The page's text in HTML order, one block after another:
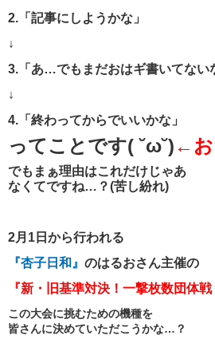
2.「記事にしようかな」
↓
3.「あ…でもまだおはギ書いてない
↓
4.「終わってからでいいかな」
ってことです( ˘ω˘) ←
でもまぁ理由はこれだけじゃあ
なくてですね…？(苦し紛れ)
2月1日から行われる
『杏子日和』 のはるおさん主催の
『新・旧基準対決！一撃枚数団体戦
この大会に挑むための機種を
皆さんに決めていただこうかな…？